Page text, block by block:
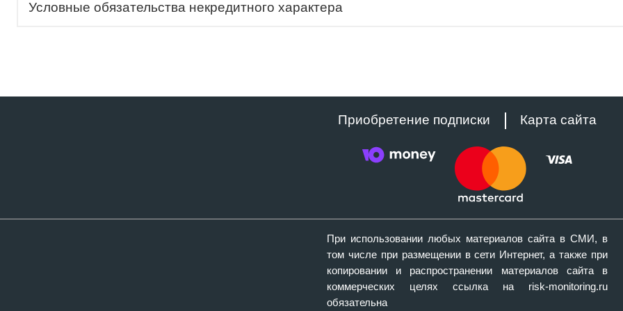
Условные обязательства некредитного характера
Приобретение подписки Карта сайта
При использовании любых материалов сайта в СМИ, в
том числе при размещении в сети Интернет, а также при
копировании и распространении материалов сайта в
коммерческих целях ссылка на risk-monitoring.ru
обязательна